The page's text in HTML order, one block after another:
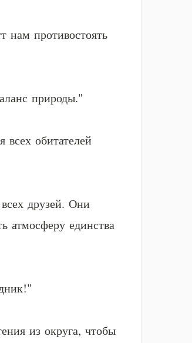
противостоять
природы."
обитателей
друзей. Они
атмосферу единства
из округа, чтобы